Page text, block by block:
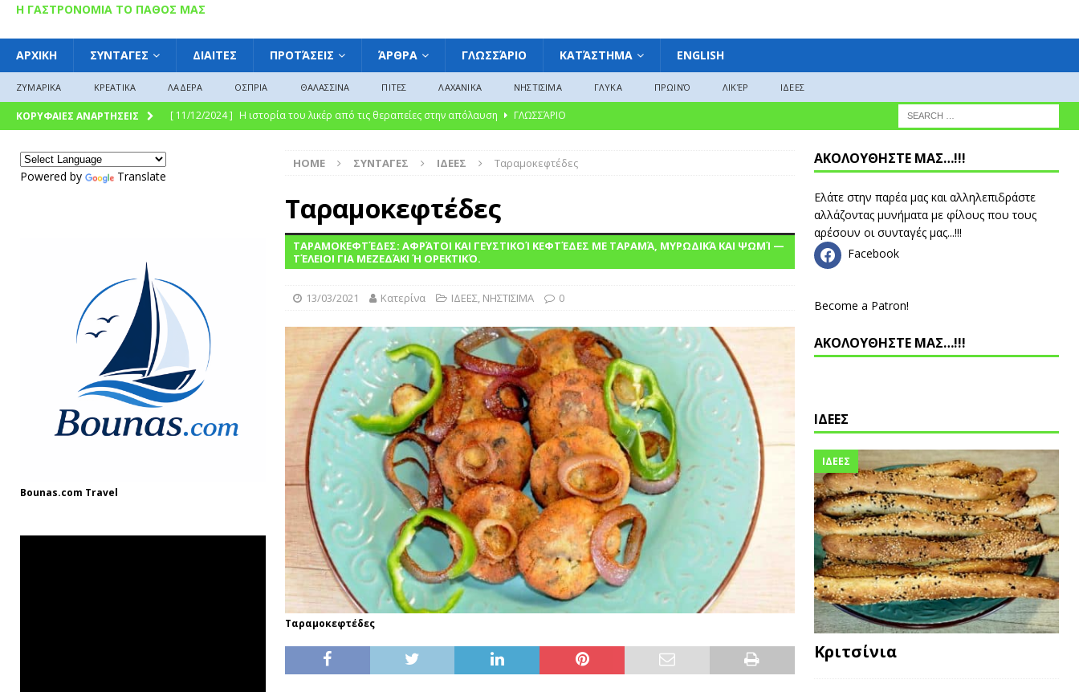
Η ΓΑΣΤΡΟΝΟΜΙΑ ΤΟ ΠΑΘΟΣ ΜΑΣ
ΑΡΧΙΚΗ ΣΥΝΤΑΓΕΣ ΔΙΑΙΤΕΣ ΠΡΟΤΆΣΕΙΣ ΆΡΘΡΑ ΓΛΩΣΣΆΡΙΟ ΚΑΤΆΣΤΗΜΑ ENGLISH
ΖΥΜΑΡΙΚΑ ΚΡΕΑΤΙΚΑ ΛΑΔΕΡΑ ΟΣΠΡΙΑ ΘΑΛΑΣΣΙΝΑ ΠΙΤΕΣ ΛΑΧΑΝΙΚΑ ΝΗΣΤΙΣΙΜΑ ΓΛΥΚΑ ΠΡΩΙΝΌ ΛΙΚΈΡ ΙΔΕΕΣ
ΚΟΡΥΦΑΙΕΣ ΑΝΑΡΤΗΣΕΙΣ [ 11/12/2024 ] Η ιστορία του λικέρ από τις θεραπείες στην απόλαυση
ΓΛΩΣΣΆΡΙΟ
σύγχρονη γαστρονομική απόλαυση
ΓΛΩΣΣΆΡΙΟ
Γλυκό του κουταλιού : Γλυκές Παραδόσεις από την Ελλάδα, την Ευρώπη και την Αμερική»
“Γιουβέτσι: Ένα Ζεστό Κλασικό της Ελληνικής Κουζίνας Βουτηγμένο στην Παράδοση”
ΓΛΩΣΣΆΡΙΟ
[ 03/08/2025 ]
Fish and Chips ΘΑΛΑΣΣΙΝΑ
HOME ΣΥΝΤΑΓΕΣ ΙΔΕΕΣ Ταραμοκεφτέδες
Ταραμοκεφτέδες
ΤΑΡΑΜΟΚΕΦΤΈΔΕΣ: ΑΦΡΆΤΟΙ ΚΑΙ ΓΕΥΣΤΙΚΟΊ ΚΕΦΤΈΔΕΣ ΜΕ ΤΑΡΑΜΆ, ΜΥΡΩΔΙΚΆ ΚΑΙ ΨΩΜΊ —
ΤΈΛΕΙΟΙ ΓΙΑ ΜΕΖΕΔΆΚΙ Ή ΟΡΕΚΤΙΚΌ.
13/03/2021 Κατερίνα ΙΔΕΕΣ ΝΗΣΤΙΣΙΜΑ 0
Ταραμοκεφτέδες
Powered by Translate
Bounas.com Travel
ΑΚΟΛΟΥΘΗΣΤΕ ΜΑΣ…!!!
Ελάτε στην παρέα μας και αλληλεπιδράστε
αλλάζοντας μυνήματα με φίλους που τους
αρέσουν οι συνταγές μας...!!!
Facebook
Become a Patron!
ΑΚΟΛΟΥΘΗΣΤΕ ΜΑΣ…!!!
ΙΔΕΕΣ
ΙΔΕΕΣ
Κριτσίνια